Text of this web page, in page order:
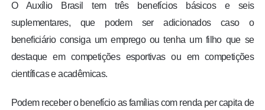
O Auxílio Brasil tem três benefícios básicos e seis
suplementares, que podem ser adicionados caso o
beneficiário consiga um emprego ou tenha um filho que se
destaque em competições esportivas ou em competições
científicas e acadêmicas.
Podem receber o benefício as famílias com renda per capita de